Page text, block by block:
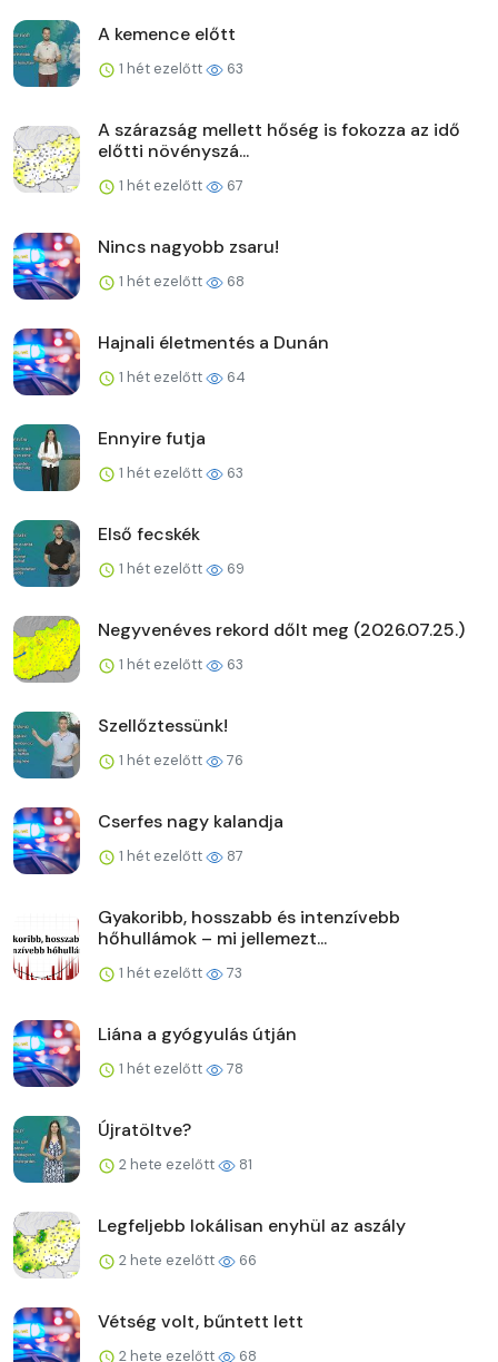
A kemence előtt
1 hét ezelőtt 63
A szárazság mellett hőség is fokozza az idő
előtti növényszá...
1 hét ezelőtt 67
Nincs nagyobb zsaru!
1 hét ezelőtt 68
Hajnali életmentés a Dunán
1 hét ezelőtt 64
Ennyire futja
1 hét ezelőtt 63
Első fecskék
1 hét ezelőtt 69
Negyvenéves rekord dőlt meg (2026.07.25.)
1 hét ezelőtt 63
Szellőztessünk!
1 hét ezelőtt 76
Cserfes nagy kalandja
1 hét ezelőtt 87
Gyakoribb, hosszabb és intenzívebb
hőhullámok – mi jellemezt...
1 hét ezelőtt 73
Liána a gyógyulás útján
1 hét ezelőtt 78
Újratöltve?
2 hete ezelőtt 81
Legfeljebb lokálisan enyhül az aszály
2 hete ezelőtt 66
Vétség volt, bűntett lett
2 hete ezelőtt 68